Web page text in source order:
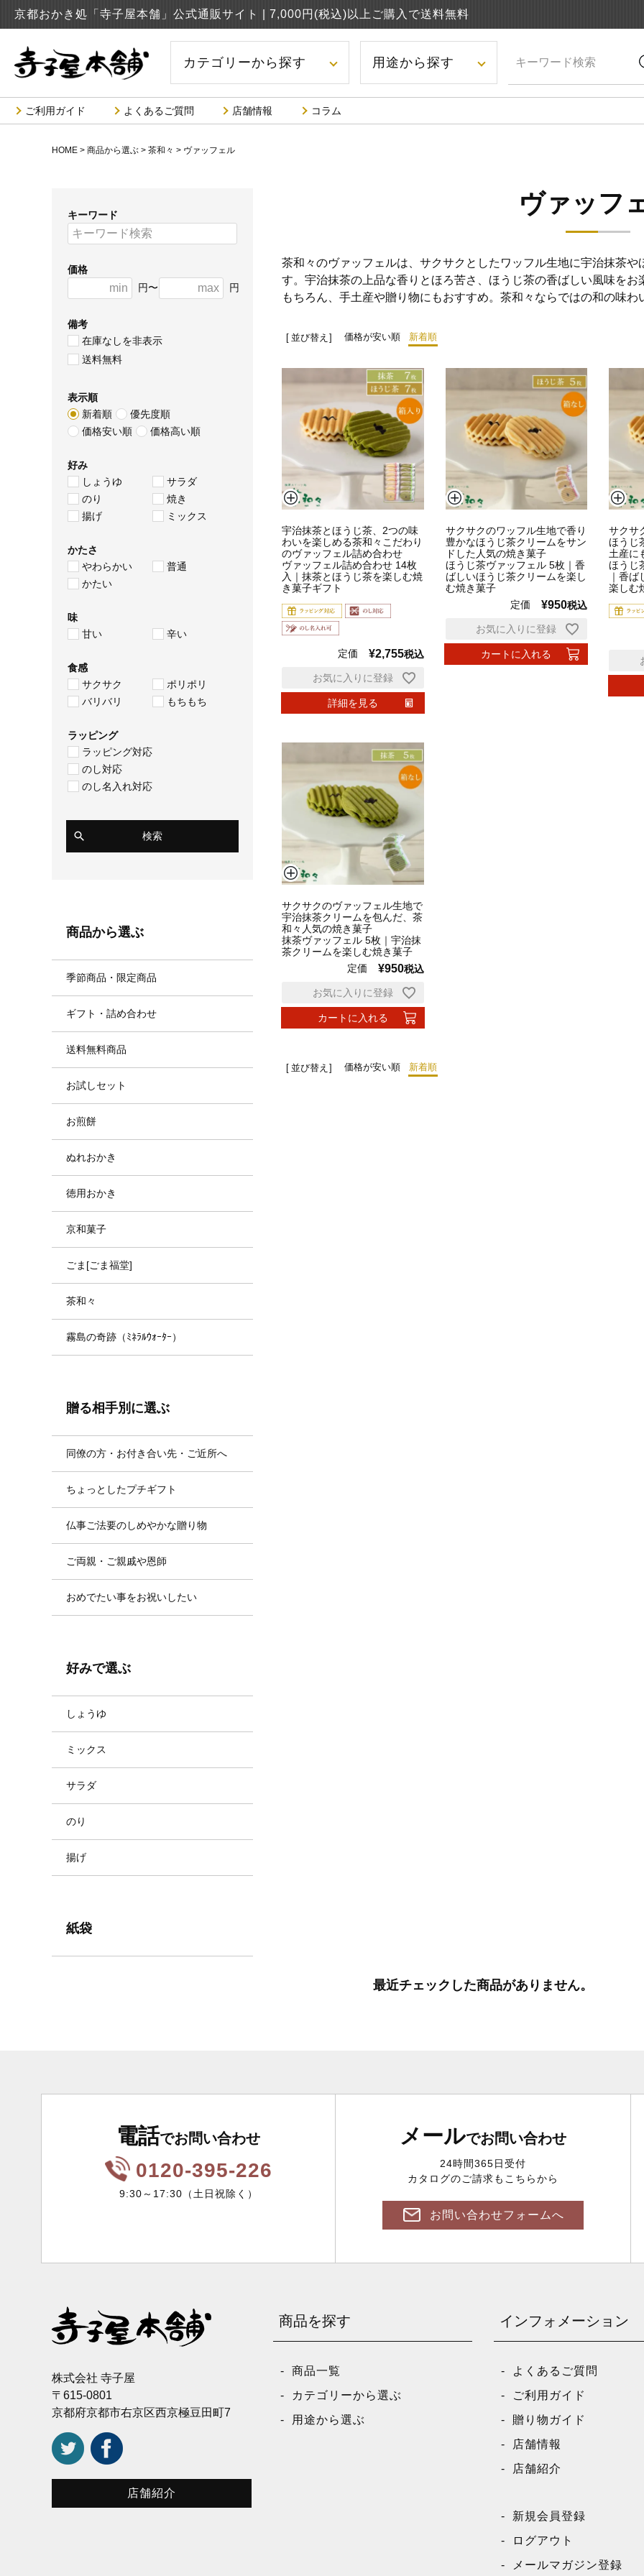
京都おかき処「寺子屋本舗」公式通販サイト | 7,000円(税込)以上ご購入で送料無料
カテゴリーから探す 用途から探す
ご利用ガイド よくあるご質問 店舗情報 コラム
HOME 商品から選ぶ 茶和々 ヴァッフェル
キーワード
価格
円〜
円
備考
在庫なしを非表示
送料無料
表示順
新着順
優先度順
価格安い順
価格高い順
好み
しょうゆ
サラダ
のり
焼き
揚げ
ミックス
かたさ
やわらかい
普通
かたい
味
甘い
辛い
食感
サクサク
ポリポリ
バリバリ
もちもち
ラッピング
ラッピング対応
のし対応
のし名入れ対応
検索
商品から選ぶ
季節商品・限定商品
ギフト・詰め合わせ
送料無料商品
お試しセット
お煎餅
ぬれおかき
徳用おかき
京和菓子
ごま[ごま福堂]
茶和々
霧島の奇跡（ﾐﾈﾗﾙｳｫｰﾀｰ）
贈る相手別に選ぶ
同僚の方・お付き合い先・ご近所へ
ちょっとしたプチギフト
仏事ご法要のしめやかな贈り物
ご両親・ご親戚や恩師
おめでたい事をお祝いしたい
好みで選ぶ
しょうゆ
ミックス
サラダ
のり
揚げ
紙袋
ヴァッフ
茶和々のヴァッフェルは、サクサクとしたワッフル生地に宇治抹茶
す。宇治抹茶の上品な香りとほろ苦さ、ほうじ茶の香ばしい風味を
もちろん、手土産や贈り物にもおすすめ。茶和々ならではの和の味わ
並び替え 価格が安い順 新着順
宇治抹茶とほうじ茶、2つの味
わいを楽しめる茶和々こだわり
のヴァッフェル詰め合わせ
ヴァッフェル詰め合わせ 14枚
入｜抹茶とほうじ茶を楽しむ焼
き菓子ギフト
定価 ¥2,755税込
詳細を見る
お気に入りに登録
サクサクのワッフル生地で香り
豊かなほうじ茶クリームをサン
ドした人気の焼き菓子
ほうじ茶ヴァッフェル 5枚｜香
ばしいほうじ茶クリームを楽し
む焼き菓子
定価
¥950税込
カートに入れる
お気に入りに登録
サクサ
ほうじ
土産に
ほうじ
｜香
楽しむ
サクサクのヴァッフェル生地で
宇治抹茶クリームを包んだ、茶
和々人気の焼き菓子
抹茶ヴァッフェル 5枚｜宇治抹
茶クリームを楽しむ焼き菓子
定価
¥950税込
カートに入れる
お気に入りに登録
並び替え 価格が安い順 新着順
最近チェックした商品がありません。
電話でお問い合わせ
0120-395-226
9:30～17:30（土日祝除く）
メールでお問い合わせ
24時間365日受付
カタログのご請求もこちらから
お問い合わせフォームへ
株式会社 寺子屋
〒615-0801
京都府京都市右京区西京極豆田町7
店舗紹介
商品を探す
商品一覧
カテゴリーから選ぶ
用途から選ぶ
インフォメーション
よくあるご質問
ご利用ガイド
贈り物ガイド
店舗情報
店舗紹介
新規会員登録
ログアウト
メールマガジン登録